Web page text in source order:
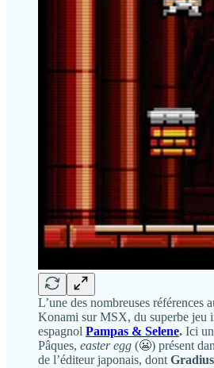
L’une des nombreuses références
Konami sur MSX, du superbe jeu
espagnol Pampas & Selene. Ici
Pâques, easter egg (😬) présent
de l’éditeur japonais, dont Gradius